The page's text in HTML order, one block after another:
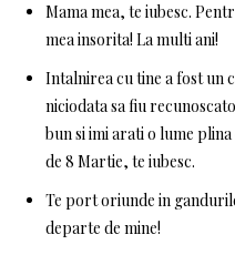
Mama mea, te iubesc.
mea insorita! La multi ani!
Intalnirea cu tine a fost un
niciodata sa fiu
bun si imi arati o lume
de 8 Martie, te iubesc.
Te port oriunde in
departe de mine!